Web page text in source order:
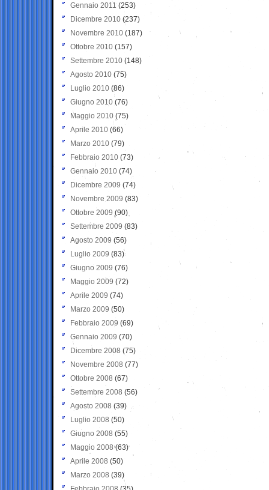
Gennaio 2011 (253)
Dicembre 2010 (237)
Novembre 2010 (187)
Ottobre 2010 (157)
Settembre 2010 (148)
Agosto 2010 (75)
Luglio 2010 (86)
Giugno 2010 (76)
Maggio 2010 (75)
Aprile 2010 (66)
Marzo 2010 (79)
Febbraio 2010 (73)
Gennaio 2010 (74)
Dicembre 2009 (74)
Novembre 2009 (83)
Ottobre 2009 (90)
Settembre 2009 (83)
Agosto 2009 (56)
Luglio 2009 (83)
Giugno 2009 (76)
Maggio 2009 (72)
Aprile 2009 (74)
Marzo 2009 (50)
Febbraio 2009 (69)
Gennaio 2009 (70)
Dicembre 2008 (75)
Novembre 2008 (77)
Ottobre 2008 (67)
Settembre 2008 (56)
Agosto 2008 (39)
Luglio 2008 (50)
Giugno 2008 (55)
Maggio 2008(63)
Aprile 2008 (50)
Marzo 2008 (39)